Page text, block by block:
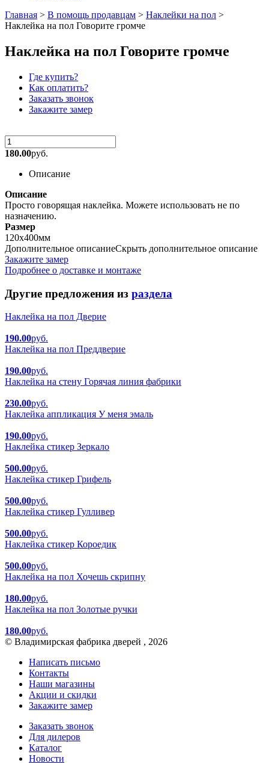
Главная > В помощь продавцам > Наклейки на пол >
Наклейка на пол Говорите громче
Наклейка на пол Говорите громче
Где купить?
Как оплатить?
Заказать звонок
Закажите замер
180.00руб.
Описание
Описание
Просто говорящая наклейка. Можете использовать не по
назначению.
Размер
120х400мм
Дополнительное описаниеСкрыть дополнительное описание
Закажите замер
Подробнее о доставке и монтаже
Другие предложения из раздела
Наклейка на пол Дверие
190.00руб.
Наклейка на пол Преддверие
190.00руб.
Наклейка на стену Горячая линия фабрики
230.00руб.
Наклейка аппликация У меня эмаль
190.00руб.
Наклейка стикер Зеркало
500.00руб.
Наклейка стикер Грифель
500.00руб.
Наклейка стикер Гулливер
500.00руб.
Наклейка стикер Короедик
500.00руб.
Наклейка на пол Хочешь скрипну
180.00руб.
Наклейка на пол Золотые ручки
180.00руб.
© Владимирская фабрика дверей , 2026
Написать письмо
Контакты
Наши магазины
Акции и скидки
Закажите замер
Заказать звонок
Для дилеров
Каталог
Новости